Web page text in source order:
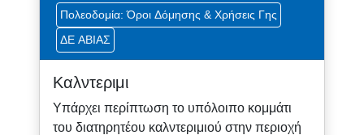
Πολεοδομία: Όροι Δόμησης & Χρήσεις Γης
ΔΕ ΑΒΙΑΣ
Καλντεριμι
Υπάρχει περίπτωση το υπόλοιπο κομμάτι
του διατηρητέου καλντεριμιού στην περιοχή